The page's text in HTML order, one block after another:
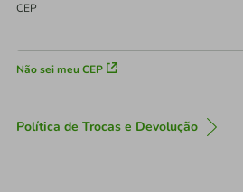
CEP
Não sei meu CEP
Política de Trocas e Devolução